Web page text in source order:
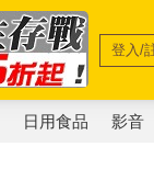
登入/
日用食品 影音